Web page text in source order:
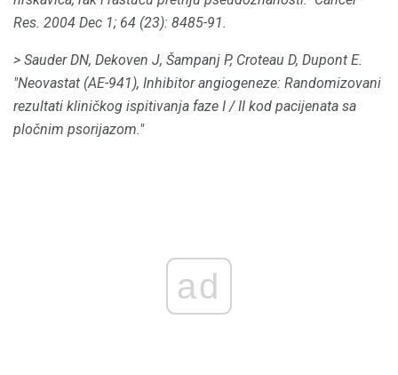
Res. 2004 Dec 1; 64 (23): 8485-91.
> Sauder DN, Dekoven J, Šampanj P, Croteau D, Dupont E.
"Neovastat (AE-941), Inhibitor angiogeneze: Randomizovani
rezultati kliničkog ispitivanja faze I / II kod pacijenata sa
pločnim psorijazom."
ad